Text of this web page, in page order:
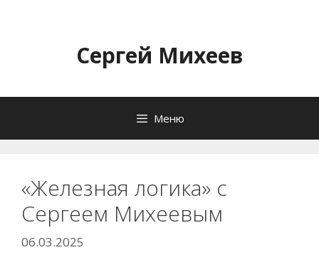
содержимомуСергей Михеев
Меню
«Железная логика» с
Сергеем Михеевым
06.03.2025